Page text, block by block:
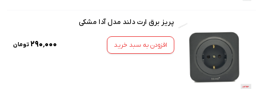
پریز برق ارت دلند مدل آدا مشکی
افزودن به سبد خرید ۲۹۰٬۰۰۰ تومان